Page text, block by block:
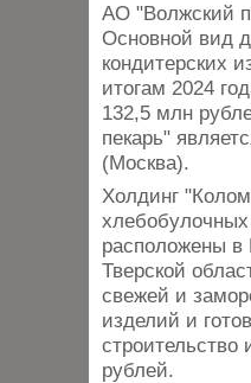
АО "Волжский
Основной вид
кондитерских
итогам 2024
132,5 млн
пекарь"
(Москва).
Холдинг
расположены в
Тверской
свежей и
изделий и
рублей.